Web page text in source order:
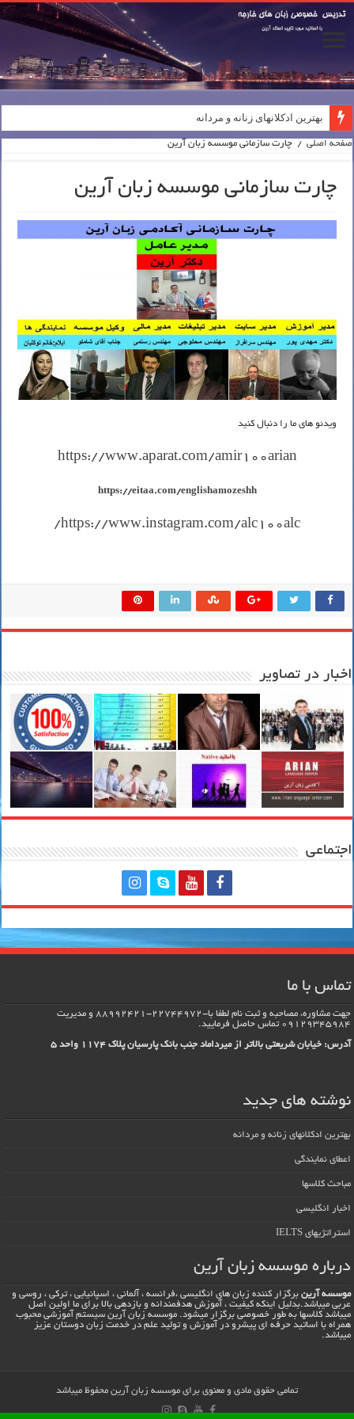
بهترین ادکلانهای زنانه و مردانه
صفحه اصلی / چارت سازمانی موسسه زبان آرین
چارت سازمانی موسسه زبان آرین
ویدئو های ما را دنبال کنید
https://www.aparat.com/amir100arian
https://eitaa.com/englishamozeshh
https://www.instagram.com/alc100alc/
اخبار در تصاویر
اجتماعی
تماس با ما
جهت مشاوره، مصاحبه و ثبت نام لطفا با-22744972-88992421 و مدیریت
09129345984 تماس حاصل فرماييد.
آدرس: خیابان شریعتی بالاتر از میرداماد جنب بانک پارسیان پلاک 1174 واحد 5
نوشته های جدید
بهترین ادکلانهای زنانه و مردانه
اعطای نمایندگی
مباحث کلاسها
اخبار انگلیسی
استراتژیهای IELTS
درباره موسسه زبان آرین
موسسه آرین برگزار کننده زبان های انگلیسی ،فرانسه ، آلمانی ، اسپانیایی ، ترکی ، روسی و
عربی میباشد.بدلیل اینکه کیفیت ، آموزش هدفمندانه و بازدهی بالا برای ما اولین اصل
میباشد کلاسها به طور خصوصی برگزار میشود. موسسه زبان آرین سیستم آموزشی محبوب
همراه با اساتید حرفه ای پیشرو در آموزش و تولید علم در خدمت زبان دوستان عزیز
میباشد.
تمامی حقوق مادی و معنوی برای موسسه زبان آرین محفوظ میباشد